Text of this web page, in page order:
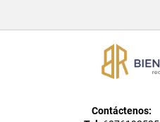
Contáctenos: